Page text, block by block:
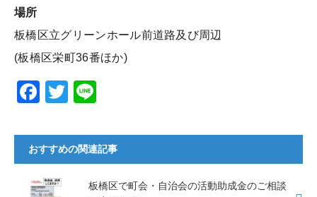
場所
板橋区立グリーンホール前道路及び周辺
(板橋区栄町36番ほか)
F
c
e
b
T
tt
er
e
おすすめの関連記事
板橋区で町会・自治会の活動助成金のご相談